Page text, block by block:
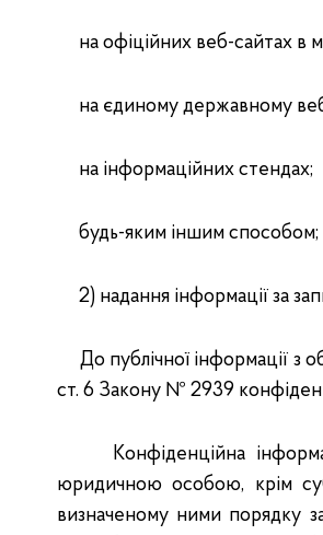
на офіційних веб-сайтах в
на єдиному державному
на інформаційних стендах;
будь-яким іншим способом;
2) надання інформації за
До публічної інформації з
ст. 6 Закону № 2939
Конфіденційна
юридичною особою, крім
визначеному ними порядку